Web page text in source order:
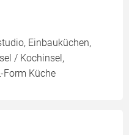
Einbauküchen,
/ Kochinsel,
Form Küche